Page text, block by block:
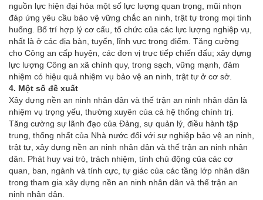
nguồn lực hiện đại hóa một số lực lượng quan trọng, mũi nhọn
đáp ứng yêu cầu bảo vệ vững chắc an ninh, trật tự trong mọi tình
huống. Bố trí hợp lý cơ cấu, tổ chức của các lực lượng nghiệp vụ,
nhất là ở các địa bàn, tuyến, lĩnh vực trọng điểm. Tăng cường
cho Công an cấp huyện, các đơn vị trực tiếp chiến đấu; xây dựng
lực lượng Công an xã chính quy, trong sạch, vững mạnh, đảm
nhiệm có hiệu quả nhiệm vụ bảo vệ an ninh, trật tự ở cơ sở.
4. Một số đề xuất
Xây dựng nền an ninh nhân dân và thế trận an ninh nhân dân là
nhiệm vụ trọng yếu, thường xuyên của cả hệ thống chính trị.
Tăng cường sự lãnh đạo của Đảng, sự quản lý, điều hành tập
trung, thống nhất của Nhà nước đối với sự nghiệp bảo vệ an ninh,
trật tự, xây dựng nền an ninh nhân dân và thế trận an ninh nhân
dân. Phát huy vai trò, trách nhiệm, tính chủ động của các cơ
quan, ban, ngành và tính cực, tự giác của các tầng lớp nhân dân
trong tham gia xây dựng nền an ninh nhân dân và thế trận an
ninh nhân dân.